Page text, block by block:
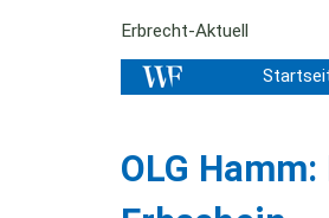
Erbrecht-Aktuell
OLG